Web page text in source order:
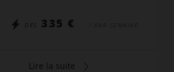
DÈS 335 € / PAR SEMAINE
Lire la suite